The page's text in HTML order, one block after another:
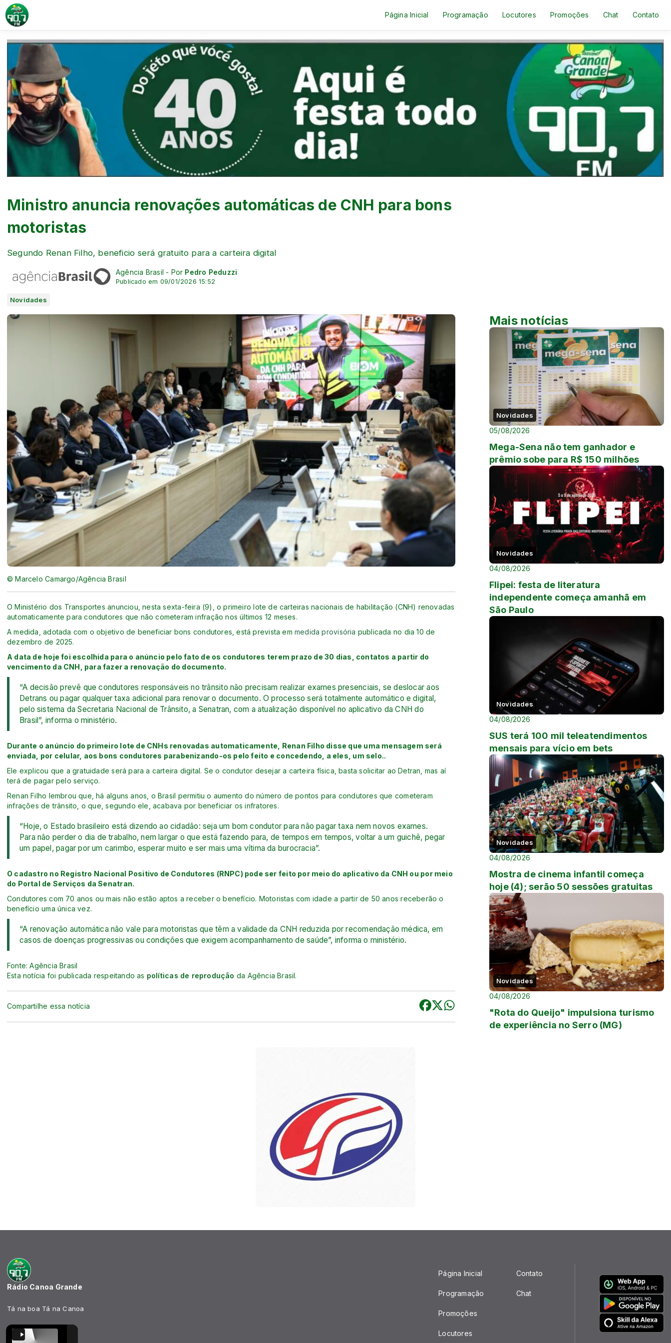
Página Inicial Programação Locutores Promoções Chat Contato
Ministro anuncia renovações automáticas de CNH para bons
motoristas
Segundo Renan Filho, beneficio será gratuito para a carteira digital
Agência Brasil - Por Pedro Peduzzi
Publicado em 09/01/2026 15:52
Novidades
© Marcelo Camargo/Agência Brasil
O Ministério dos Transportes anunciou, nesta sexta-feira (9), o primeiro lote de carteiras nacionais de habilitação (CNH) renovadas
automaticamente para condutores que não cometeram infração nos últimos 12 meses.
A medida, adotada com o objetivo de beneficiar bons condutores, está prevista emmedida provisória publicada no dia 10 de
dezembro de 2025.
A data de hoje foi escolhida para o anúncio pelo fato de os condutores terem prazo de 30 dias, contatos a partir do
vencimento da CNH, para fazer a renovação do documento.
“A decisão prevê que condutores responsáveis no trânsito não precisam realizar exames presenciais, se deslocar aos
Detrans ou pagar qualquer taxa adicional para renovar o documento. O processo será totalmente automático e digital,
pelo sistema da Secretaria Nacional de Trânsito, a Senatran, com a atualização disponível no aplicativo da CNH do
Brasil”, informa o ministério.
Durante o anúncio do primeiro lote de CNHs renovadas automaticamente, Renan Filho disse que uma mensagem será
enviada, por celular, aos bons condutores parabenizando-os pelo feito e concedendo, a eles, um selo..
Ele explicou que a gratuidade será para a carteira digital. Se o condutor desejar a carteira física, basta solicitar ao Detran, mas aí
terá de pagar pelo serviço.
Renan Filho lembrou que, há alguns anos, o Brasil permitiu o aumento do número de pontos para condutores que cometeram
infrações de trânsito, o que, segundo ele, acabava por beneficiar os infratores.
“Hoje, o Estado brasileiro está dizendo ao cidadão: seja um bom condutor para não pagar taxa nem novos exames.
Para não perder o dia de trabalho, nem largar o que está fazendo para, de tempos em tempos, voltar a um guichê, pegar
um papel, pagar por um carimbo, esperar muito e ser mais uma vítima da burocracia”.
O cadastro no Registro Nacional Positivo de Condutores (RNPC) pode ser feito por meio do aplicativo da CNH ou por meio
do Portal de Serviços da Senatran.
Condutores com 70 anos ou mais não estão aptos a receber o benefício. Motoristas com idade a partir de 50 anos receberão o
benefício uma única vez.
“A renovação automática não vale para motoristas que têm a validade da CNH reduzida por recomendação médica, em
casos de doenças progressivas ou condições que exigem acompanhamento de saúde”, informa o ministério.
Fonte: Agência Brasil
Esta notícia foi publicada respeitando as políticas de reprodução da Agência Brasil.
Compartilhe essa notícia
Mais notícias
Novidades
05/08/2026
Mega-Sena não tem ganhador e
prêmio sobe para R$ 150 milhões
Novidades
04/08/2026
Flipei: festa de literatura
independente começa amanhã em
São Paulo
Novidades
04/08/2026
SUS terá 100 mil teleatendimentos
mensais para vício em bets
Novidades
04/08/2026
Mostra de cinema infantil começa
hoje (4); serão 50 sessões gratuitas
Novidades
04/08/2026
"Rota do Queijo" impulsiona turismo
de experiência no Serro (MG)
Rádio Canoa Grande
Tá na boa Tá na Canoa
Página Inicial
Programação
Promoções
Locutores
Contato
Chat